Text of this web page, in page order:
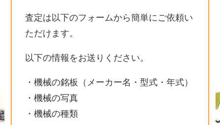
査定は以下のフォームから簡単にご依頼い
ただけます。
以下の情報をお送りください。
・機械の銘板（メーカー名・型式・年式）
・機械の写真
・機械の種類